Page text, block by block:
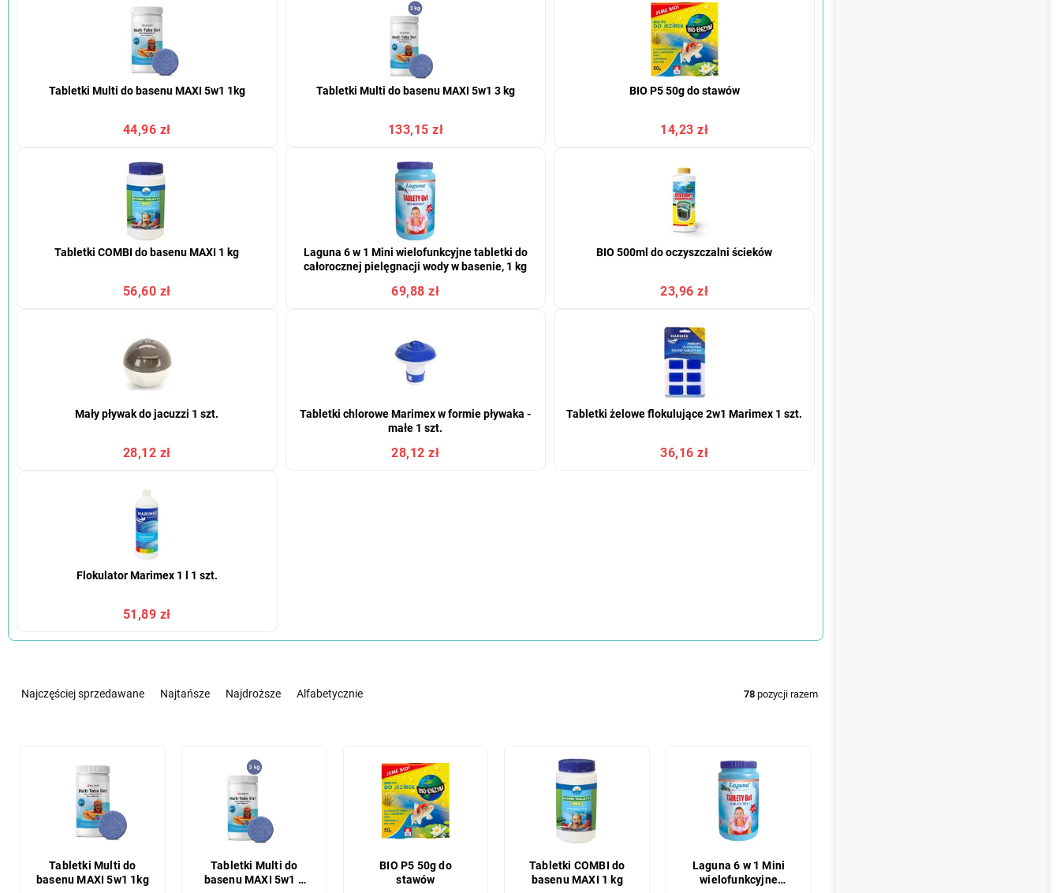
Tabletki Multi do basenu MAXI 5w1 1kg
44,96 zł
Tabletki Multi do basenu MAXI 5w1 3 kg
133,15 zł
BIO P5 50g do stawów
14,23 zł
Tabletki COMBI do basenu MAXI 1 kg
56,60 zł
Laguna 6 w 1 Mini wielofunkcyjne tabletki do
całorocznej pielęgnacji wody w basenie, 1 kg
69,88 zł
BIO 500ml do oczyszczalni ścieków
23,96 zł
Mały pływak do jacuzzi 1 szt.
28,12 zł
Tabletki chlorowe Marimex w formie pływaka -
małe 1 szt.
28,12 zł
Tabletki żelowe flokulujące 2w1 Marimex 1 szt.
36,16 zł
Flokulator Marimex 1 l 1 szt.
51,89 zł
Najczęściej sprzedawane Najtańsze Najdroższe Alfabetycznie 78 pozycji razem
Tabletki Multi do
basenu MAXI 5w1 1kg
Tabletki Multi do
basenu MAXI 5w1 3
BIO P5 50g do
stawów
Tabletki COMBI do
basenu MAXI 1 kg
Laguna 6 w 1 Mini
wielofunkcyjne